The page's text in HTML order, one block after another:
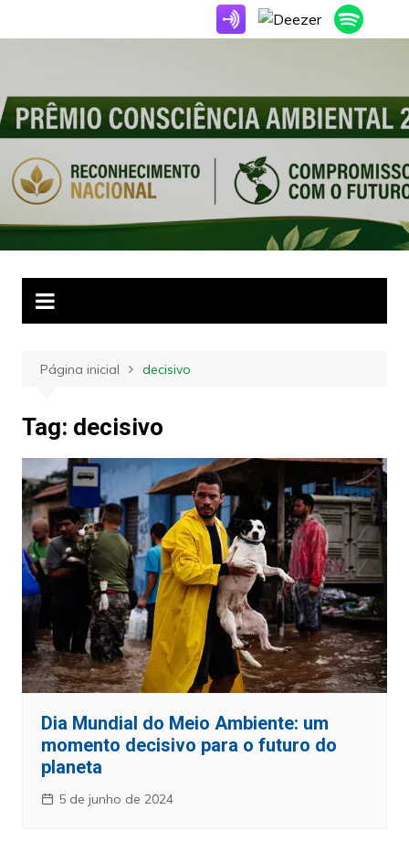
para
Página inicial decisivo
Tag: decisivo
Dia Mundial do Meio Ambiente: um
momento decisivo para o futuro do
planeta
5 de junho de 2024